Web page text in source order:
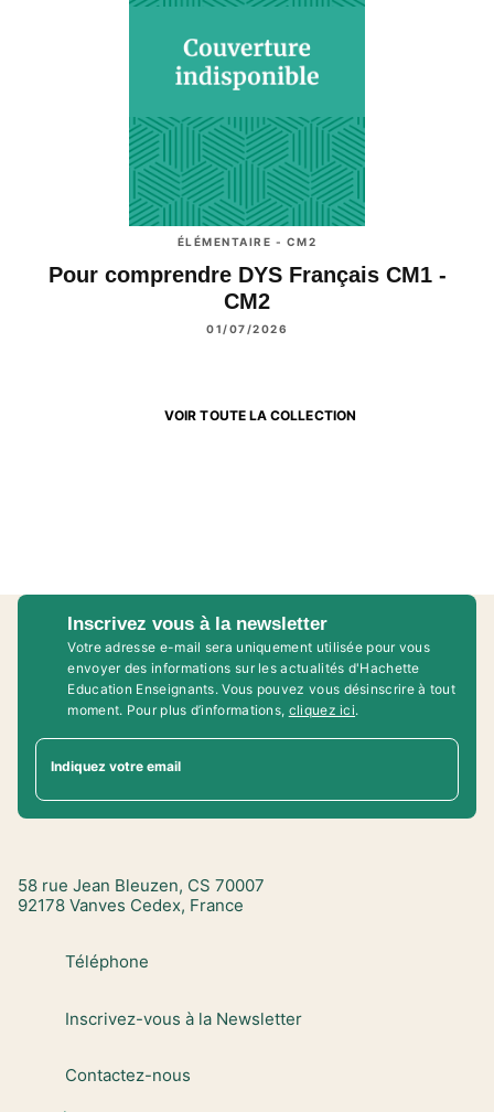
ÉLÉMENTAIRE - CM2
Pour comprendre DYS Français CM1 -
CM2
01/07/2026
VOIR TOUTE LA COLLECTION
Inscrivez vous à la newsletter
Votre adresse e-mail sera uniquement utilisée pour vous
envoyer des informations sur les actualités d'Hachette
Education Enseignants. Vous pouvez vous désinscrire à tout
moment. Pour plus d’informations, cliquez ici.
Indiquez votre email
58 rue Jean Bleuzen, CS 70007
92178 Vanves Cedex, France
Téléphone
Inscrivez-vous à la Newsletter
Contactez-nous